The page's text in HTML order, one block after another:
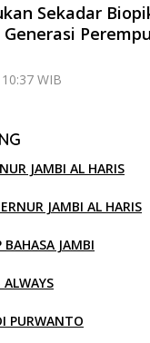
Sekadar
WIB
JAMBI AL HARIS
JAMBI AL HARIS
BAHASA JAMBI
PURWANTO